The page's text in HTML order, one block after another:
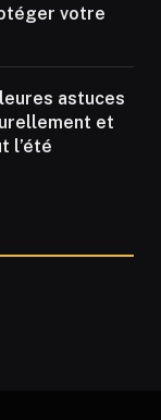
votre
astuces
et
l’été